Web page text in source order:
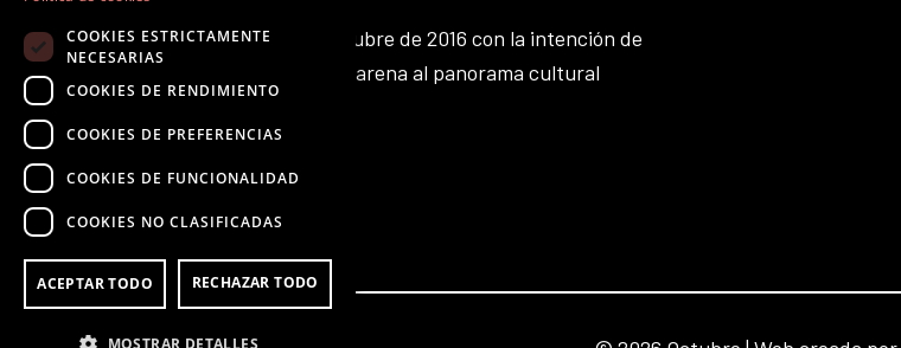
Octubre Producciones nace en octubre de 2016 con la intención de
aportar nuestro pequeño grano de arena al panorama cultural
existente.
F
a
c
e
b
o
o
T
w
i
t
t
e
r
I
n
s
t
a
r
a
Y
o
u
t
u
b
e
L
i
n
k
e
d
i
o
k
VOLVER ARRIBA
COOKIES ESTRICTAMENTE
NECESARIAS
COOKIES DE RENDIMIENTO
COOKIES DE PREFERENCIAS
COOKIES DE FUNCIONALIDAD
COOKIES NO CLASIFICADAS
ACEPTAR TODO RECHAZAR TODO
MOSTRAR DETALLES